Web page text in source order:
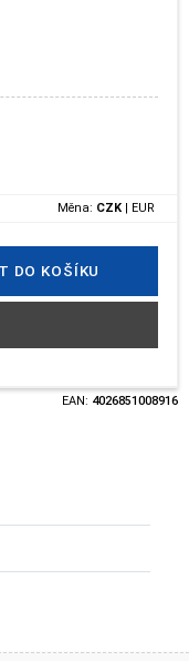
Měna: CZK | EUR
DO KOŠÍKU
EAN: 4026851008916